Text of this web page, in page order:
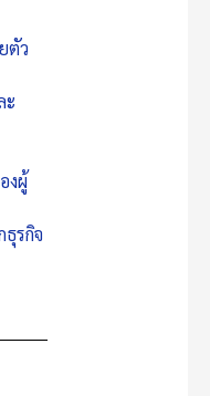
ตัว
ะ
งผู้
ธุรกิจ